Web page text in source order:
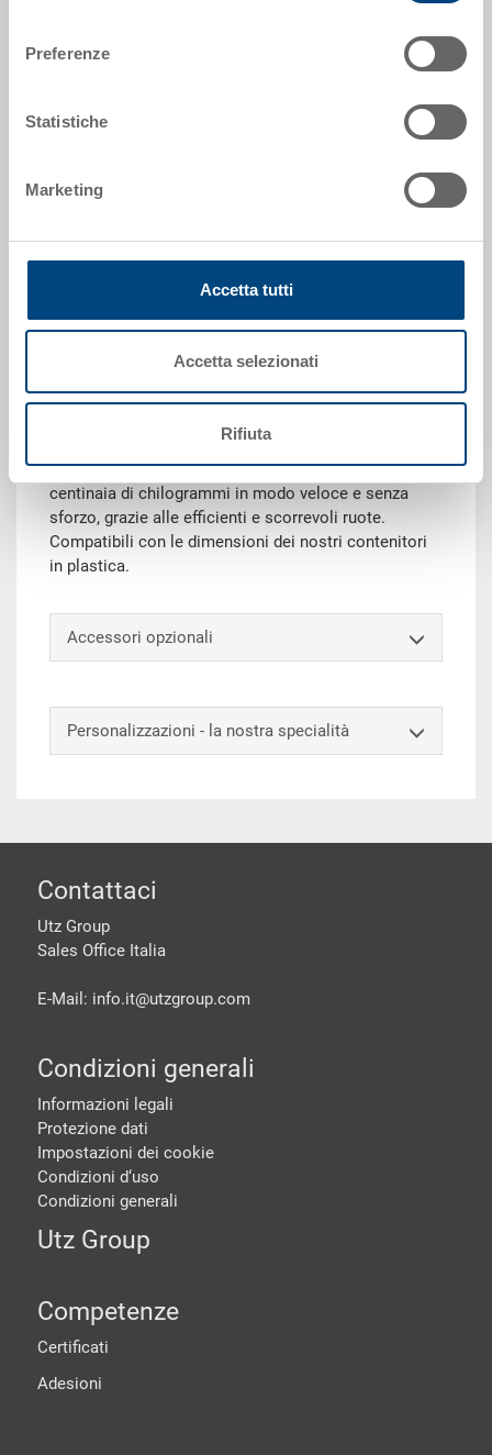
Preferenze
Statistiche
Marketing
Accetta tutti
Accetta selezionati
Rifiuta
Dimensioni esterne:
Colore:
Dati tecnici
Il carrello trasportatore è il supporto perfetto per
schiena. I nostri resistenti carrelli trasportatori
permettono di movimentare pesi anche di svariate
centinaia di chilogrammi in modo veloce e senza
sforzo, grazie alle efficienti e scorrevoli ruote.
Compatibili con le dimensioni dei nostri contenitori
in plastica.
Accessori opzionali
Personalizzazioni - la nostra specialità
piè di pagine
Contattaci
Utz Group
Sales Office Italia
E-Mail: info.it@utzgroup.com
Condizioni generali
Informazioni legali
Protezione dati
Impostazioni dei cookie
Condizioni d‘uso
Condizioni generali
Utz Group
Competenze
Certificati
Adesioni